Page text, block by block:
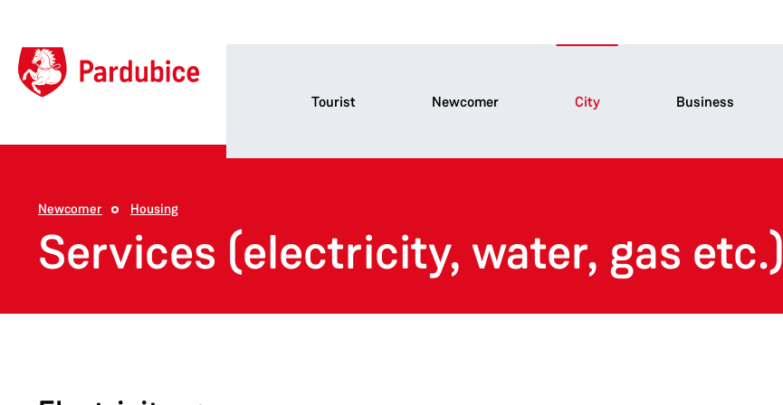
Tourist Newcomer City Business
Newcomer Housing
Services (electricity, water, gas etc.)